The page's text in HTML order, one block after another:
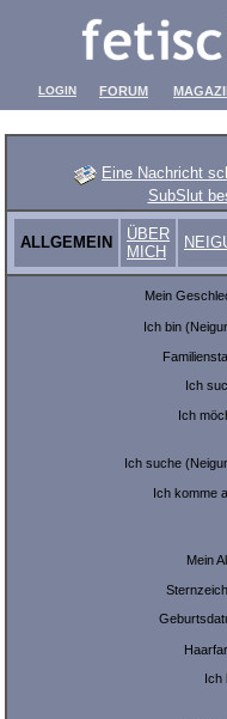
LOGIN FORUM
Eine Nachricht
SubSlut
ALLGEMEIN
ÜBER
MICH
Mein
Ich bin
Ich
Ich
Ich suche
Ich komme
Mein
Ich